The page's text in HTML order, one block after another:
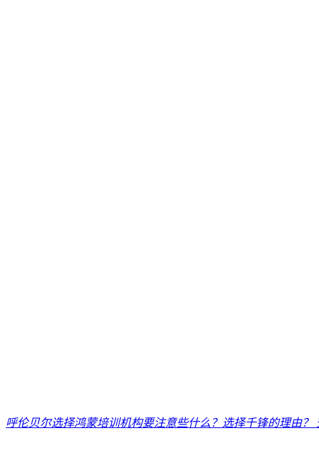
呼伦贝尔选择鸿蒙培训机构要注意些什么？选择千锋的理由？